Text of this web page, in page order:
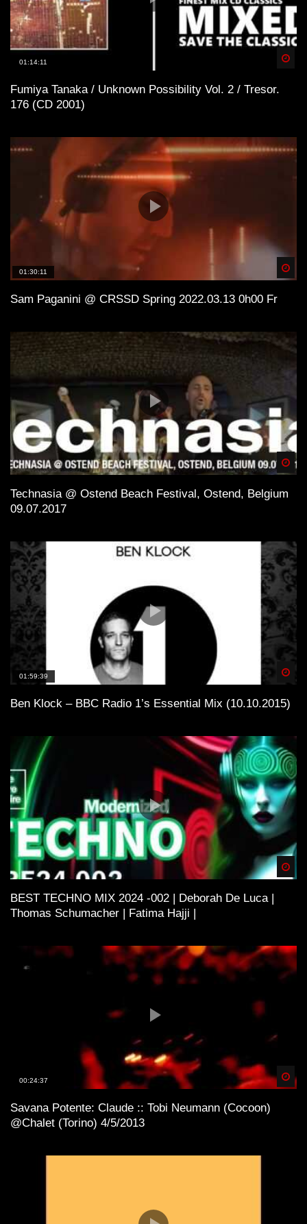
01:14:11
Fumiya Tanaka / Unknown Possibility Vol. 2 / Tresor.
176 (CD 2001)
01:30:11
Sam Paganini @ CRSSD Spring 2022.03.13 0h00 Fr
Technasia @ Ostend Beach Festival, Ostend, Belgium
09.07.2017
01:59:39
Ben Klock – BBC Radio 1’s Essential Mix (10.10.2015)
BEST TECHNO MIX 2024 -002 | Deborah De Luca |
Thomas Schumacher | Fatima Hajji |
00:24:37
Savana Potente: Claude :: Tobi Neumann (Cocoon)
@Chalet (Torino) 4/5/2013